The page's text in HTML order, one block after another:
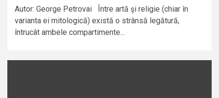
Autor: George Petrovai Între artă şi religie (chiar în
varianta ei mitologică) există o strânsă legătură,
întrucât ambele compartimente...